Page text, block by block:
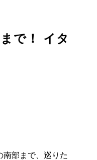
で！ イタ
南部まで、巡りた